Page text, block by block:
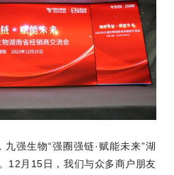
强生物“强圈强链·赋能未来”湖
12月15日，我们与众多商户朋友